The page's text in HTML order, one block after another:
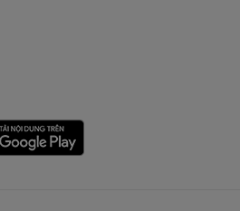
ứng dụng